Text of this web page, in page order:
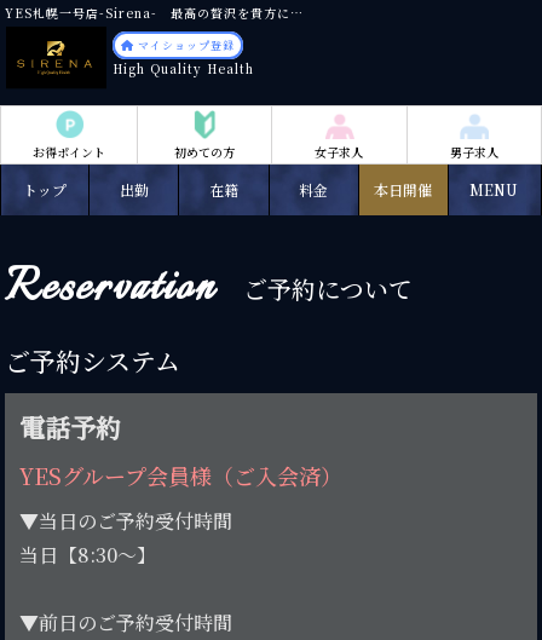
YES札幌一号店-Sirena- 最高の贅沢を貴方に…
マイショップ登録
High Quality Health
お得ポイント 初めての方 女子求人 男子求人
トップ 出勤 在籍 料金 イベント
本日開催 MENU
Reservation ご予約について
ご予約システム
電話予約
YESグループ会員様（ご入会済）
▼当日のご予約受付時間
当日【8:30～】
▼前日のご予約受付時間